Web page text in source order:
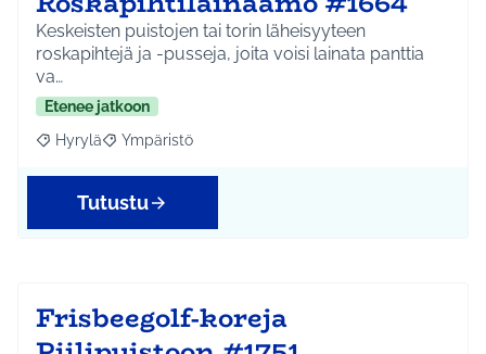
Keskeisten puistojen tai torin läheisyyteen
roskapihtejä ja -pusseja, joita voisi lainata panttia
va…
Etenee jatkoon
Rajaa tulokset aihepiirin mukaan: Hyrylä
Hyrylä Rajaa tulokset teeman mukaan: Ympäristö
Ympäristö
Tutustu
Frisbeegolf-koreja